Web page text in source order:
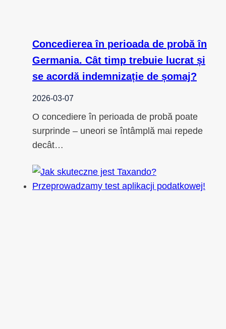
Concedierea în perioada de probă în
Germania. Cât timp trebuie lucrat și
se acordă indemnizație de șomaj?
2026-03-07
O concediere în perioada de probă poate
surprinde – uneori se întâmplă mai repede
decât…